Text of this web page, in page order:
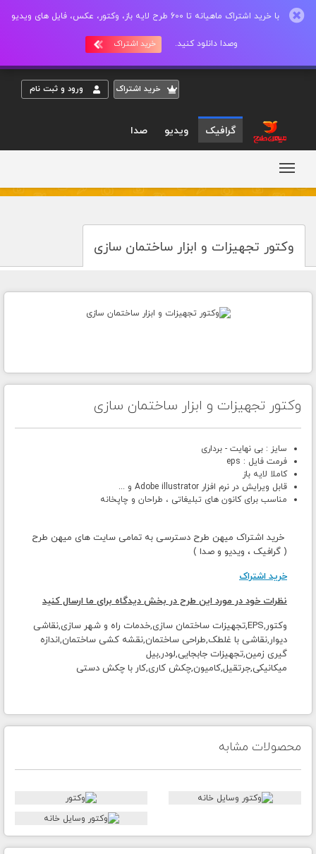
با خرید اشتراک ماهیانه تا 600 طرح لایه باز، وکتور، عکس، فایل های ویدیو
وصدا دانلود کنید. خرید اشتراک
خريد اشتراک ورود و ثبت نام
گرافیک ویدیو صدا
وکتور تجهیزات و ابزار ساختمان سازی
وکتور تجهیزات و ابزار ساختمان سازی
سایز : بی نهایت - برداری
فرمت فایل : eps
کاملا لایه باز
قابل ویرایش در نرم افزار Adobe illustrator و ...
مناسب برای کانون های تبلیغاتی ، طراحان و چاپخانه
خرید اشتراک میهن طرح دسترسی به تمامی سایت های میهن طرح
( گرافیک ، ویدیو و صدا )
خرید اشتراک
نظرات خود در مورد این طرح در بخش دیدگاه برای ما ارسال کنید
وکتور,EPS,تجهیزات ساختمان سازی,خدمات راه و شهر سازی,نقاشی
دیوار,نقاشی با غلطک,طراحی ساختمان,نقشه کشی ساختمان,اندازه
گیری زمین,تجهیزات جابجایی,لودر,بیل
میکانیکی,جرتقیل,کامیون,چکش کاری,کار با چکش دستی
محصولات مشابه